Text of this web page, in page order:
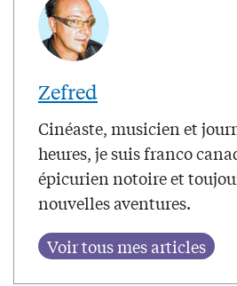
Zefred
Cinéaste, musicien et
heures, je suis franco
épicurien notoire et
nouvelles aventures.